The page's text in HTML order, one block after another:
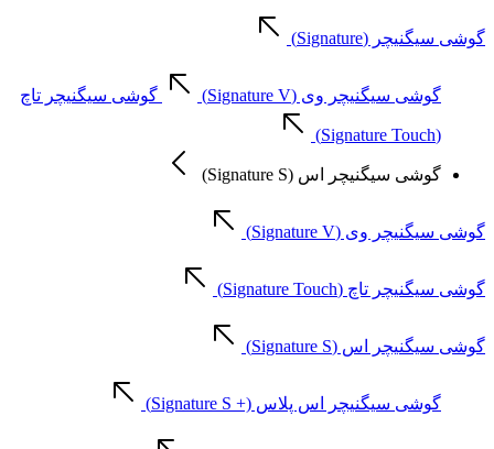
گوشی سیگنیچر (Signature)
گوشی سیگنیچر وی (Signature V) گوشی سیگنیچر تاچ
(Signature Touch)
گوشی سیگنیچر اس (Signature S)
گوشی سیگنیچر وی (Signature V)
گوشی سیگنیچر تاچ (Signature Touch)
گوشی سیگنیچر اس (Signature S)
گوشی سیگنیچر اس پلاس (+ Signature S)